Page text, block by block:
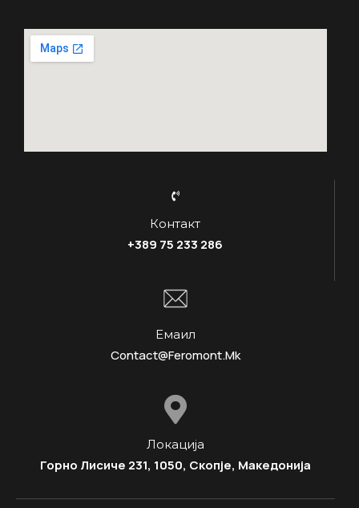
Контакт
+389 75 233 286
Емаил
Contact@feromont.mk
Локација
Горно Лисиче 231, 1050, Скопје, Македонија